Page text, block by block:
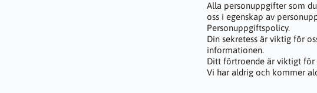
Alla personuppgifter som
oss i egenskap av
Personuppgiftspolicy.
Din sekretess är viktig för
informationen.
Ditt förtroende är viktigt för
Vi har aldrig och kommer